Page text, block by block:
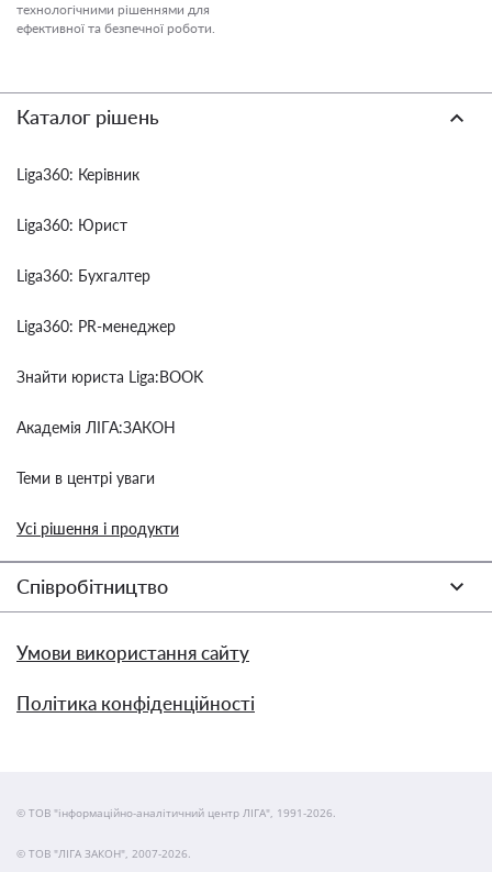
технологічними рішеннями для
ефективної та безпечної роботи.
Каталог рішень
Liga360: Керівник
Liga360: Юрист
Liga360: Бухгалтер
Liga360: PR-менеджер
Знайти юриста Liga:BOOK
Академія ЛІГА:ЗАКОН
Теми в центрі уваги
Усі рішення і продукти
Співробітництво
Умови використання сайту
Політика конфіденційності
© ТОВ "інформаційно-аналітичний центр ЛІГА", 1991-2026.
© ТОВ "ЛІГА ЗАКОН", 2007-2026.